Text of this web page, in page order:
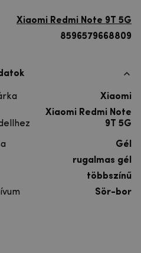
Xiaomi Redmi Note 9T 5G
8596579668809
Xiaomi
Xiaomi Redmi Note
9T 5G
Gél
rugalmas gél
többszínű
Sör-bor